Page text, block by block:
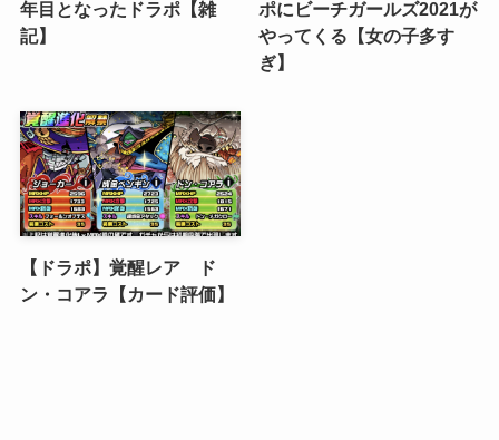
年目となったドラポ【雑
記】
ポにビーチガールズ2021が
やってくる【女の子多す
ぎ】
【ドラポ】覚醒レア ド
ン・コアラ【カード評価】